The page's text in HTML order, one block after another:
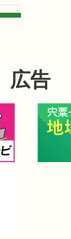
広告